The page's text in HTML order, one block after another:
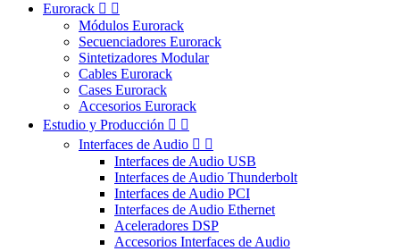
Eurorack  
Módulos Eurorack
Secuenciadores Eurorack
Sintetizadores Modular
Cables Eurorack
Cases Eurorack
Accesorios Eurorack
Estudio y Producción  
Interfaces de Audio  
Interfaces de Audio USB
Interfaces de Audio Thunderbolt
Interfaces de Audio PCI
Interfaces de Audio Ethernet
Aceleradores DSP
Accesorios Interfaces de Audio